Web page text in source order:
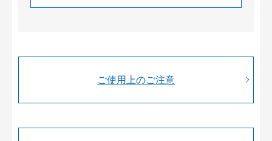
ご使用上のご注意